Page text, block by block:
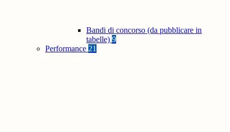
Bandi di concorso (da pubblicare in
tabelle) 9
Performance 21